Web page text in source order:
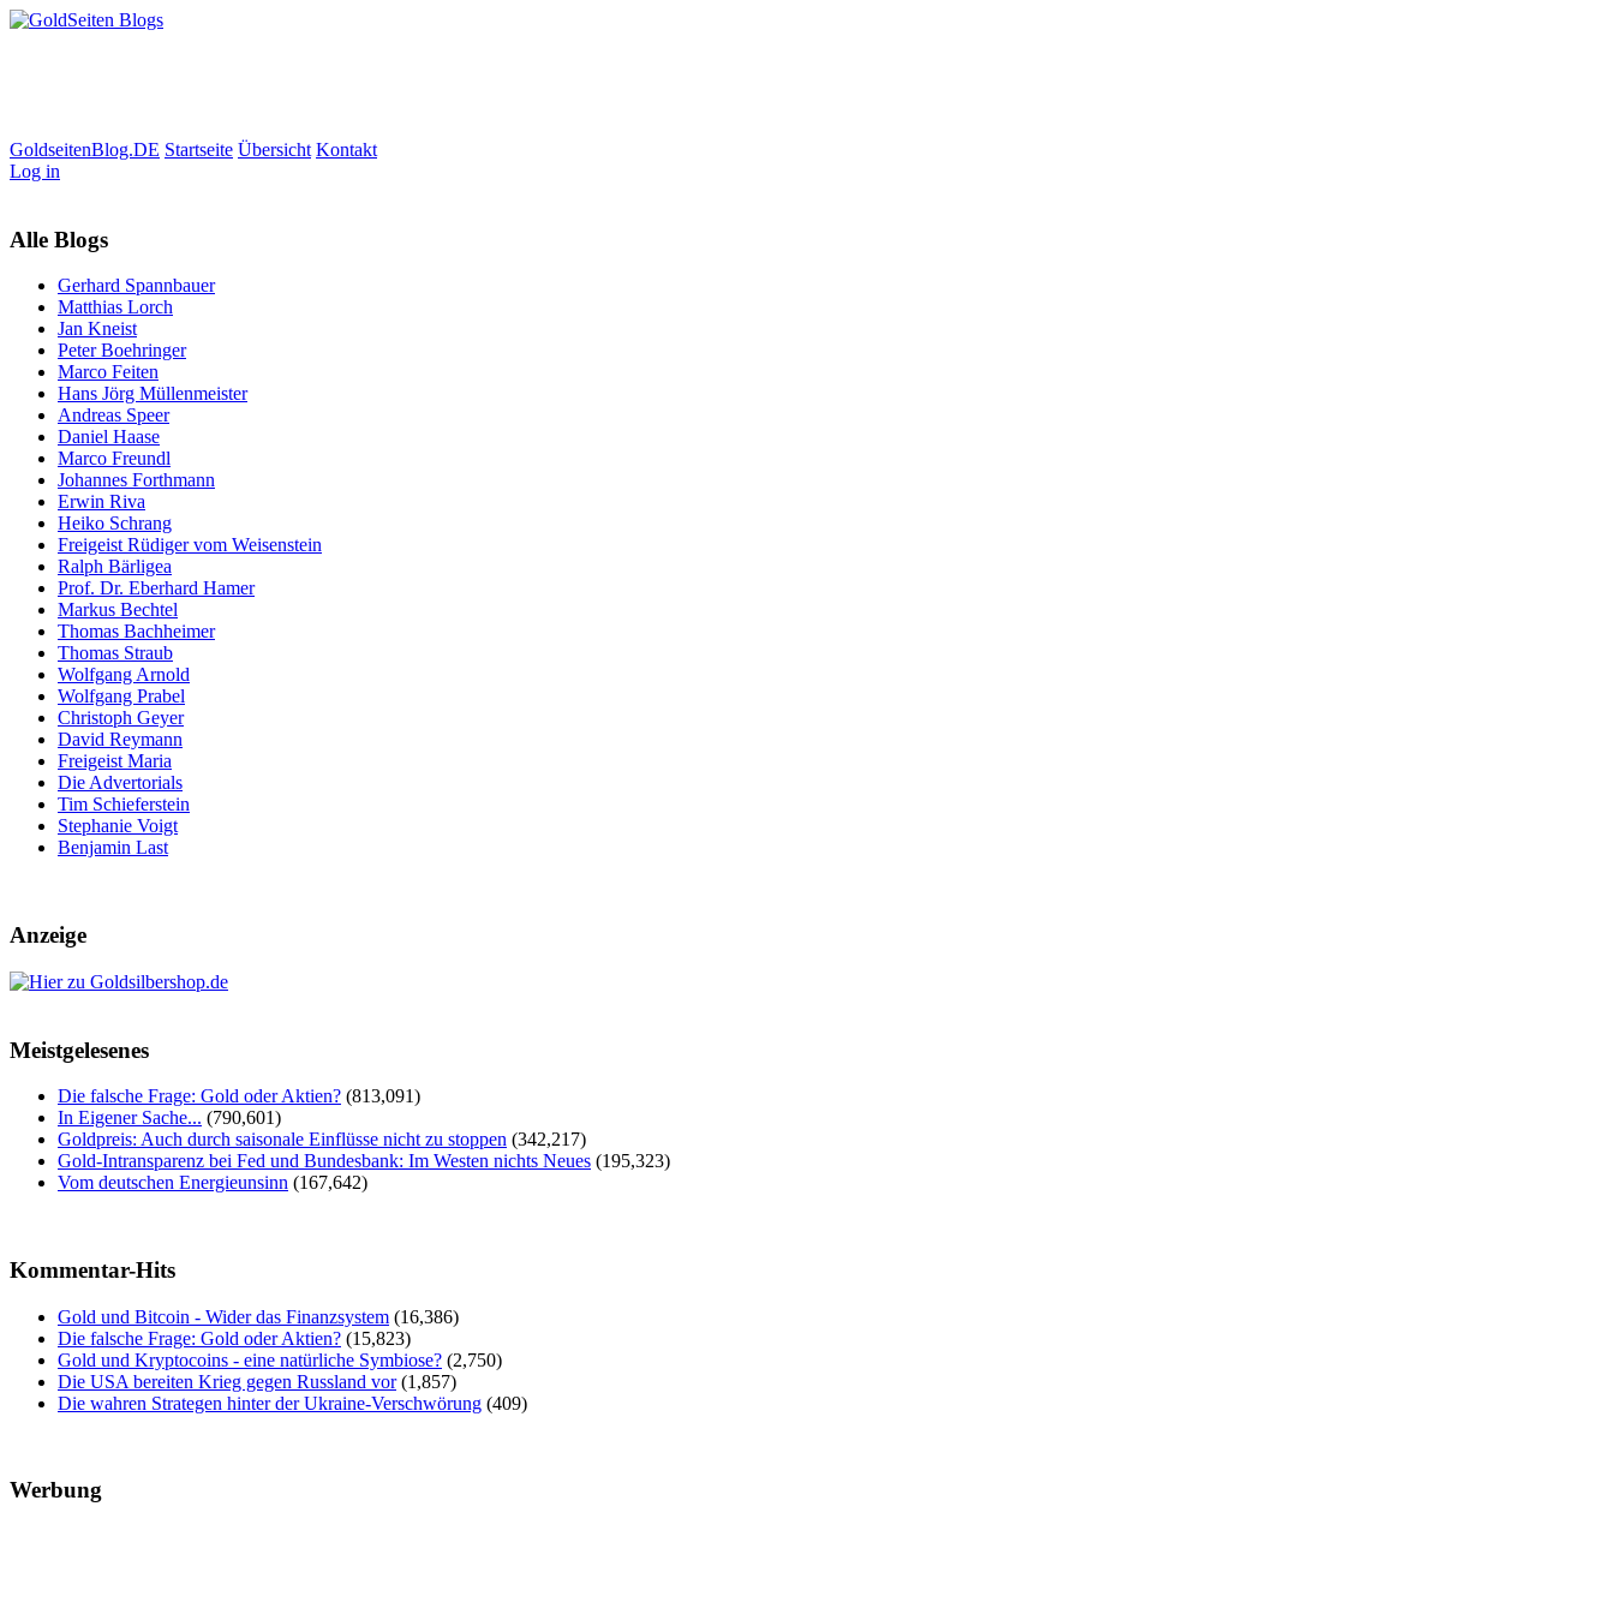
GoldseitenBlog.DE Startseite Übersicht Kontakt
Log in
Alle Blogs
Gerhard Spannbauer
Matthias Lorch
Jan Kneist
Peter Boehringer
Marco Feiten
Hans Jörg Müllenmeister
Andreas Speer
Daniel Haase
Marco Freundl
Johannes Forthmann
Erwin Riva
Heiko Schrang
Freigeist Rüdiger vom Weisenstein
Ralph Bärligea
Prof. Dr. Eberhard Hamer
Markus Bechtel
Thomas Bachheimer
Thomas Straub
Wolfgang Arnold
Wolfgang Prabel
Christoph Geyer
David Reymann
Freigeist Maria
Die Advertorials
Tim Schieferstein
Stephanie Voigt
Benjamin Last
Anzeige
Meistgelesenes
Die falsche Frage: Gold oder Aktien? (813,091)
In Eigener Sache... (790,601)
Goldpreis: Auch durch saisonale Einflüsse nicht zu stoppen (342,217)
Gold-Intransparenz bei Fed und Bundesbank: Im Westen nichts Neues (195,323)
Vom deutschen Energieunsinn (167,642)
Kommentar-Hits
Gold und Bitcoin - Wider das Finanzsystem (16,386)
Die falsche Frage: Gold oder Aktien? (15,823)
Gold und Kryptocoins - eine natürliche Symbiose? (2,750)
Die USA bereiten Krieg gegen Russland vor (1,857)
Die wahren Strategen hinter der Ukraine-Verschwörung (409)
Werbung